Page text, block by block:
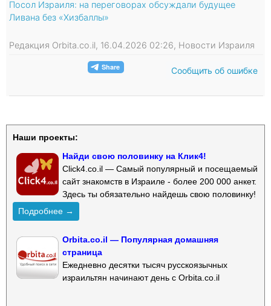
Посол Израиля: на переговорах обсуждали будущее
Ливана без «Хизбаллы»
Редакция Orbita.co.il, 16.04.2026 02:26, Новости Израиля
Сообщить об ошибке
Наши проекты:
Найди свою половинку на Клик4!
Click4.co.il — Самый популярный и посещаемый
сайт знакомств в Израиле - более 200 000 анкет.
Здесь ты обязательно найдешь свою половинку!
Подробнее →
Orbita.co.il — Популярная домашняя
страница
Ежедневно десятки тысяч русскоязычных
израильтян начинают день с Orbita.co.il